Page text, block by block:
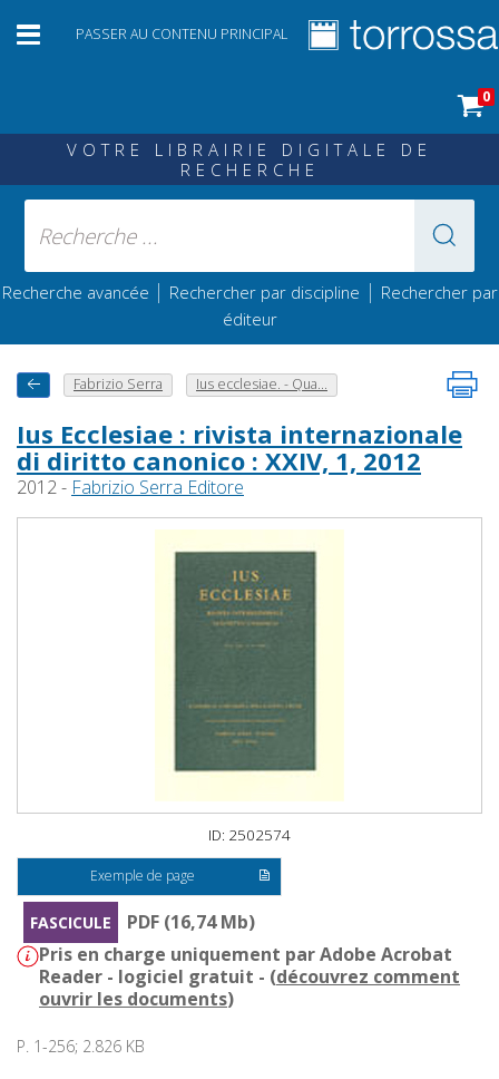
PASSER AU CONTENU PRINCIPAL
0
VOTRE LIBRAIRIE DIGITALE DE
RECHERCHE
Recherche avancée | Rechercher par discipline | Rechercher par
éditeur
Fabrizio Serra Ius ecclesiae. - Qua...
Ius Ecclesiae : rivista internazionale
di diritto canonico : XXIV, 1, 2012
2012 - Fabrizio Serra Editore
ID: 2502574
Exemple de page
FASCICULE
PDF (16,74 Mb)
Pris en charge uniquement par Adobe Acrobat
Reader - logiciel gratuit - (découvrez comment
ouvrir les documents)
P. 1-256; 2.826 KB